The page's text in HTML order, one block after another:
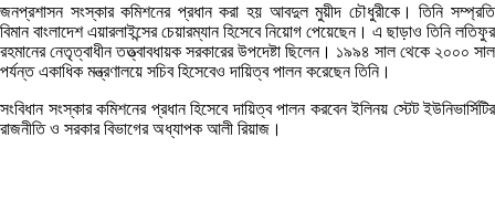
জনপ্রশাসন সংস্কার কমিশনের প্রধান করা হয় আবদুল মুয়ীদ চৌধুরীকে। তিনি সম্প্রতি
বিমান বাংলাদেশ এয়ারলাইন্সের চেয়ারম্যান হিসেবে নিয়োগ পেয়েছেন। এ ছাড়াও তিনি লতিফুর
রহমানের নেতৃত্বাধীন তত্ত্বাবধায়ক সরকারের উপদেষ্টা ছিলেন। ১৯৯৪ সাল থেকে ২০০০ সাল
পর্যন্ত একাধিক মন্ত্রণালয়ে সচিব হিসেবেও দায়িত্ব পালন করেছেন তিনি।
সংবিধান সংস্কার কমিশনের প্রধান হিসেবে দায়িত্ব পালন করবেন ইলিনয় স্টেট ইউনিভার্সিটির
রাজনীতি ও সরকার বিভাগের অধ্যাপক আলী রিয়াজ।